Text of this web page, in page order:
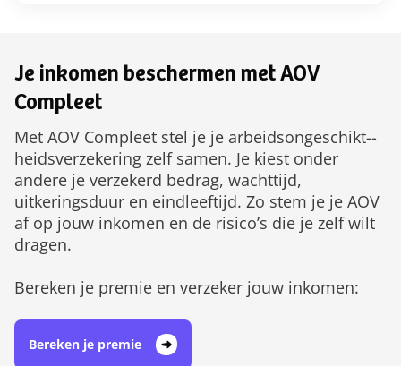
Je inkomen beschermen met AOV
Compleet
Met AOV Compleet stel je je arbeids­ongeschikt-­
heids­verzekering zelf samen. Je kiest onder
andere je verzekerd bedrag, wachttijd,
uitkeringsduur en eindleeftijd. Zo stem je je AOV
af op jouw inkomen en de risico’s die je zelf wilt
dragen.
Bereken je premie en verzeker jouw inkomen:
Bereken je premie